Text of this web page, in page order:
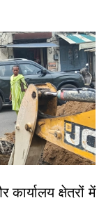
क्षेत्रों में